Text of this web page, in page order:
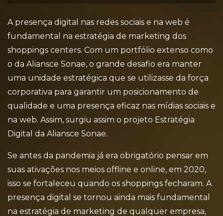
A presença digital nas redes sociais e na web é
fundamental na estratégia de marketing dos
shoppings centers. Com um portfólio extenso como
o da Aliansce Sonae, o grande desafio era manter
uma unidade estratégica que se utilizasse da força
corporativa para garantir um posicionamento de
qualidade e uma presença eficaz nas mídias sociais e
na web. Assim, surgiu assim o projeto Estratégia
Digital da Aliansce Sonae.
Se antes da pandemia já era obrigatório pensar em
suas ativações nos meios offline e online, em 2020,
isso se fortaleceu quando os shoppings fecharam. A
presença digital se tornou ainda mais fundamental
na estratégia de marketing de qualquer empresa,